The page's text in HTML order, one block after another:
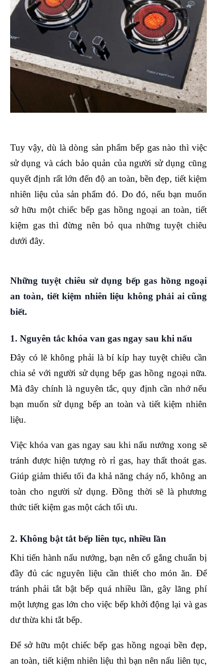
Tuy vậy, dù là dòng sản phẩm bếp gas nào thì việc
sử dụng và cách bảo quản của người sử dụng cũng
quyết định rất lớn đến độ an toàn, bền đẹp, tiết kiệm
nhiên liệu của sản phẩm đó. Do đó, nếu bạn muốn
sở hữu một chiếc bếp gas hồng ngoại an toàn, tiết
kiệm gas thì đừng nên bỏ qua những tuyệt chiêu
dưới đây.
Những tuyệt chiêu sử dụng bếp gas hồng ngoại
an toàn, tiết kiệm nhiên liệu không phải ai cũng
biết.
1. Nguyên tắc khóa van gas ngay sau khi nấu
Đây có lẽ không phải là bí kíp hay tuyệt chiêu cần
chia sẻ với người sử dụng bếp gas hồng ngoại nữa.
Mà đây chính là nguyên tắc, quy định cần nhớ nếu
bạn muốn sử dụng bếp an toàn và tiết kiệm nhiên
liệu.
Việc khóa van gas ngay sau khi nấu nướng xong sẽ
tránh được hiện tượng rò rỉ gas, hay thất thoát gas.
Giúp giảm thiểu tối đa khả năng cháy nổ, không an
toàn cho người sử dụng. Đồng thời sẽ là phương
thức tiết kiệm gas một cách tối ưu.
2. Không bật tắt bếp liên tục, nhiều lần
Khi tiến hành nấu nướng, bạn nên cố gắng chuẩn bị
đầy đủ các nguyên liệu cần thiết cho món ăn. Để
tránh phải tắt bật bếp quá nhiều lần, gây lãng phí
một lượng gas lớn cho việc bếp khởi động lại và gas
dư thừa khi tắt bếp.
Để sở hữu một chiếc bếp gas hồng ngoại bền đẹp,
an toàn, tiết kiệm nhiên liệu thì bạn nên nấu liên tục,